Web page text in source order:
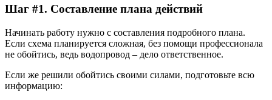
Шаг #1. Составление плана действий
Начинать работу нужно с составления подробного плана.
Если схема планируется сложная, без помощи профессионала
не обойтись, ведь водопровод – дело ответственное.
Если же решили обойтись своими силами, подготовьте всю
информацию: